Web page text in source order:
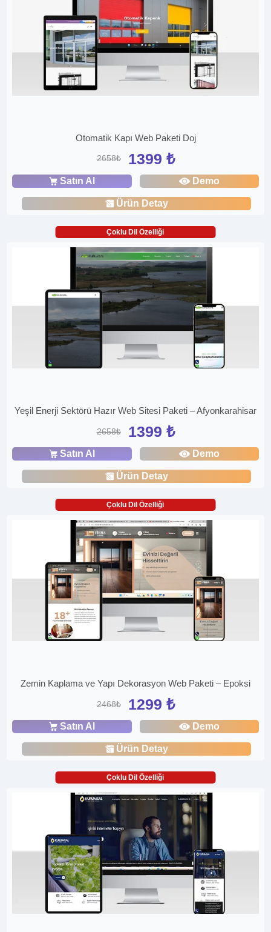
Otomatik Kapı Web Paketi Doj
2658₺ 1399 ₺
Satın Al Demo
Ürün Detay
Çoklu Dil Özelliği
Yeşil Enerji Sektörü Hazır Web Sitesi Paketi – Afyonkarahisar
2658₺ 1399 ₺
Satın Al Demo
Ürün Detay
Çoklu Dil Özelliği
Zemin Kaplama ve Yapı Dekorasyon Web Paketi – Epoksi
2468₺ 1299 ₺
Satın Al Demo
Ürün Detay
Çoklu Dil Özelliği